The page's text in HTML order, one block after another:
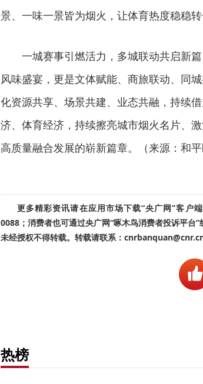
景、一味一景皆为烟火，让体育热度稳稳转
一城赛事引燃活力，多城联动共启新
风味盛宴，更是文体赋能、商旅联动、同
化资源共享、场景共建、业态共融，持续
济、体育经济，持续擦亮城市烟火名片、
高质量融合发展的崭新篇章。（来源：和平
更多精彩资讯请在应用市场下载“央广网”客户
0088；消费者也可通过央广网“啄木鸟消费者投诉平台
未经授权不得转载。转载请联系：
热榜